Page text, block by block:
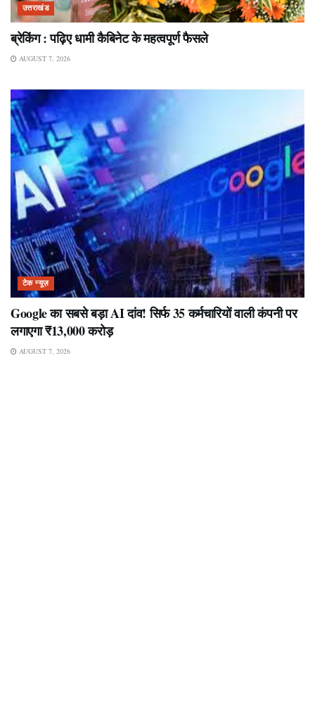
उत्तराखंड
ब्रेकिंग : पढ़िए धामी कैबिनेट के महत्वपूर्ण फैसले
AUGUST 7, 2026
टेक न्यूज़
Google का सबसे बड़ा AI दांव! सिर्फ 35 कर्मचारियों वाली कंपनी पर
लगाएगा ₹13,000 करोड़
AUGUST 7, 2026